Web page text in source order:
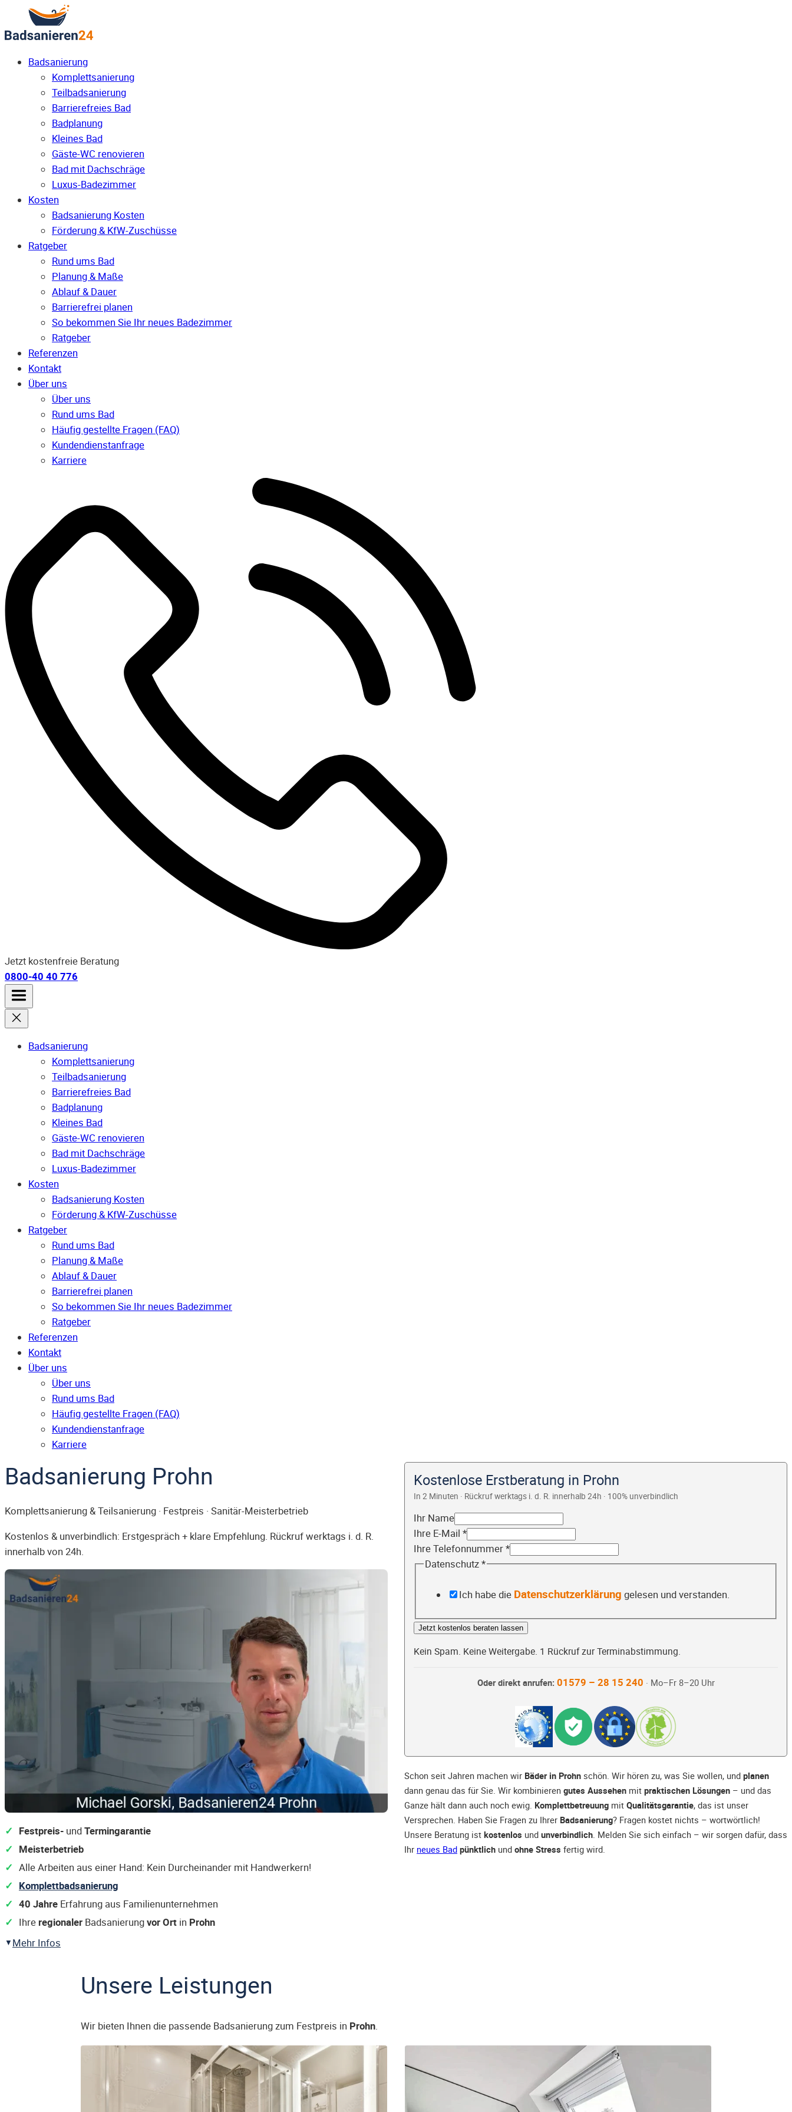
Badsanierung
Komplettsanierung
Teilbadsanierung
Barrierefreies Bad
Badplanung
Kleines Bad
Gäste-WC renovieren
Bad mit Dachschräge
Luxus-Badezimmer
Kosten
Badsanierung Kosten
Förderung & KfW-Zuschüsse
Ratgeber
Rund ums Bad
Planung & Maße
Ablauf & Dauer
Barrierefrei planen
So bekommen Sie Ihr neues Badezimmer
Ratgeber
Referenzen
Kontakt
Über uns
Über uns
Rund ums Bad
Häufig gestellte Fragen (FAQ)
Kunden­dienst­anfrage
Karriere
Jetzt kostenfreie Beratung
0800-40 40 776
Badsanierung
Komplettsanierung
Teilbadsanierung
Barrierefreies Bad
Badplanung
Kleines Bad
Gäste-WC renovieren
Bad mit Dachschräge
Luxus-Badezimmer
Kosten
Badsanierung Kosten
Förderung & KfW-Zuschüsse
Ratgeber
Rund ums Bad
Planung & Maße
Ablauf & Dauer
Barrierefrei planen
So bekommen Sie Ihr neues Badezimmer
Ratgeber
Referenzen
Kontakt
Über uns
Über uns
Rund ums Bad
Häufig gestellte Fragen (FAQ)
Kunden­dienst­anfrage
Karriere
Badsanierung Prohn
Komplettsanierung & Teilsanierung · Festpreis · Sanitär-Meisterbetrieb
Kostenlos & unverbindlich: Erstgespräch + klare Empfehlung. Rückruf werktags i. d. R.
innerhalb von 24h.
Festpreis- undTermingarantie
Meisterbetrieb
Alle Arbeiten aus einer Hand: Kein Durcheinander mit Handwerkern!
Komplettbadsanierung
40 Jahre Erfahrung aus Familienunternehmen
Ihre regionaler Badsanierungvor Ort in Prohn
Mehr Infos
Kostenlose Erstberatung in Prohn
In 2 Minuten · Rückruf werktags i. d. R. innerhalb 24h · 100% unverbindlich
Ihr Name
Ihre E-Mail *
Ihre Telefonnummer*
Datenschutz*
Ich habe die Datenschutzerklärung gelesen und verstanden.
Jetzt kostenlos beraten lassen
Kein Spam. Keine Weitergabe. 1 Rückruf zur Terminabstimmung.
Oder direkt anrufen: 01579 – 28 15 240 · Mo–Fr 8–20 Uhr
Schon seit Jahren machen wir Bäder in Prohn schön. Wir hören zu, was Sie wollen, und planen
dann genau das für Sie. Wir kombinieren gutes Aussehen mit praktischen Lösungen – und das
Ganze hält dann auch noch ewig. Komplettbetreuung mit Qualitätsgarantie, das ist unser
Versprechen. Haben Sie Fragen zu Ihrer Badsanierung? Fragen kostet nichts – wortwörtlich!
Unsere Beratung ist kostenlos und unverbindlich. Melden Sie sich einfach – wir sorgen dafür, dass
Ihr neues Bad pünktlich und ohne Stress fertig wird.
Unsere Leistungen
Wir bieten Ihnen die passende Badsanierung zum Festpreis in Prohn.